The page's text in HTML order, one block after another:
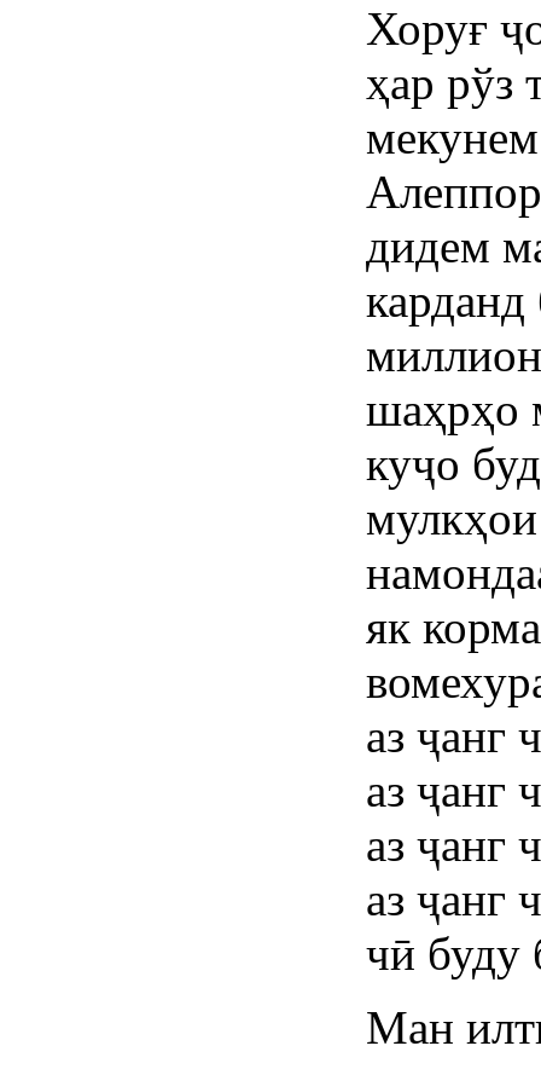
Хоруғ
ҳар рўз
дидем
шаҳрҳо
куҷо
як
аз ҷанг
аз ҷанг
аз ҷанг
аз ҷанг
чӣ буду
Ман